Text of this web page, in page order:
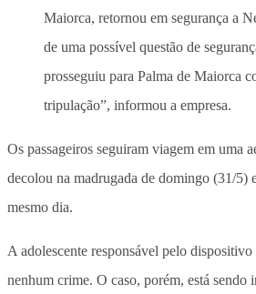
Maiorca, retornou em segurança a
de uma possível questão de
prosseguiu para Palma de Maiorca
tripulação”, informou a empresa.
Os passageiros seguiram viagem em uma
decolou na madrugada de domingo (31/5)
mesmo dia.
A adolescente responsável pelo
nenhum crime. O caso, porém, está sendo